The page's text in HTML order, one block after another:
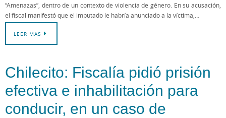
“Amenazas”, dentro de un contexto de violencia de género. En su acusación,
el fiscal manifestó que el imputado le habría anunciado a la víctima,…
LEER MAS
Chilecito: Fiscalía pidió prisión
efectiva e inhabilitación para
conducir, en un caso de